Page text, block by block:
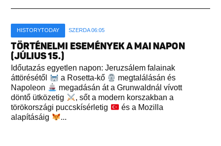
HISTORYTODAY SZERDA 06:05
TÖRTÉNELMI ESEMÉNYEK A MAI NAPON
(JÚLIUS 15.)
Időutazás egyetlen napon: Jeruzsálem falainak
áttörésétől
a Rosetta-kő
megtalálásán és
Napoleon
megadásán át a Grunwaldnál vívott
döntő ütközetig
, sőt a modern korszakban a
törökországi puccskísérletig
és a Mozilla
alapításáig
...